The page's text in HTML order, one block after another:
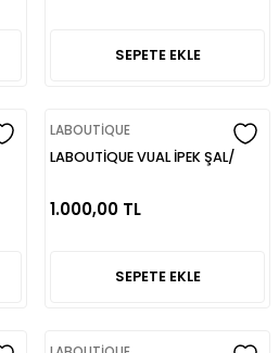
SEPETE EKLE
LABOUTİQUE
LABOUTİQUE VUAL İPEK ŞAL/
1.000,00 TL
SEPETE EKLE